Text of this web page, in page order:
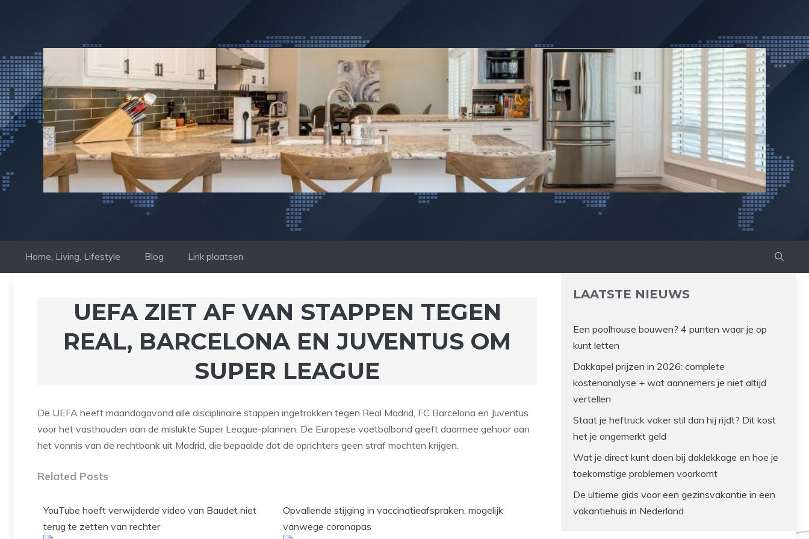
inhoud
Home, Living, Lifestyle Blog Link plaatsen
UEFA ZIET AF VAN STAPPEN TEGEN
REAL, BARCELONA EN JUVENTUS OM
SUPER LEAGUE
De UEFA heeft maandagavond alle disciplinaire stappen ingetrokken tegen Real Madrid, FC Barcelona en Juventus
voor het vasthouden aan de mislukte Super League-plannen. De Europese voetbalbond geeft daarmee gehoor aan
het vonnis van de rechtbank uit Madrid, die bepaalde dat de oprichters geen straf mochten krijgen.
Related Posts
YouTube hoeft verwijderde video van Baudet niet
terug te zetten van rechter
Opvallende stijging in vaccinatieafspraken, mogelijk
vanwege coronapas
LAATSTE NIEUWS
Een poolhouse bouwen? 4 punten waar je op
kunt letten
Dakkapel prijzen in 2026: complete
kostenanalyse + wat aannemers je niet altijd
vertellen
Staat je heftruck vaker stil dan hij rijdt? Dit kost
het je ongemerkt geld
Wat je direct kunt doen bij daklekkage en hoe je
toekomstige problemen voorkomt
De ultieme gids voor een gezinsvakantie in een
vakantiehuis in Nederland